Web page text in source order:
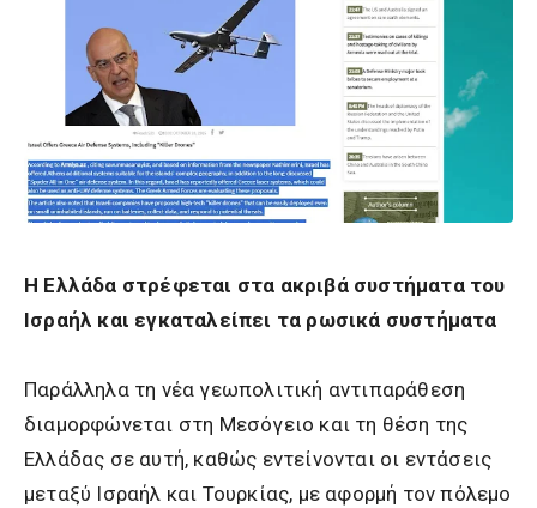
Η Ελλάδα στρέφεται στα ακριβά συστήματα του
Ισραήλ και εγκαταλείπει τα ρωσικά συστήματα
Παράλληλα τη νέα γεωπολιτική αντιπαράθεση
διαμορφώνεται στη Μεσόγειο και τη θέση της
Ελλάδας σε αυτή, καθώς εντείνονται οι εντάσεις
μεταξύ Ισραήλ και Τουρκίας, με αφορμή τον πόλεμο